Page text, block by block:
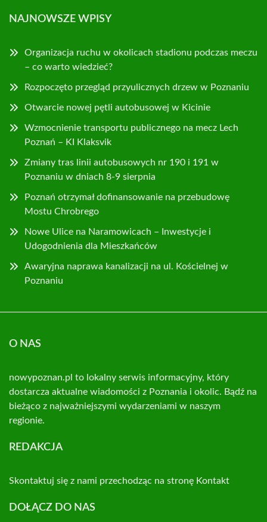
NAJNOWSZE WPISY
Organizacja ruchu w okolicach stadionu podczas meczu
– co warto wiedzieć?
Rozpoczęto przegląd przyulicznych drzew w Poznaniu
Otwarcie nowej pętli autobusowej w Kicinie
Wzmocnienie transportu publicznego na mecz Lech
Poznań – KI Klaksvik
Zmiany tras linii autobusowych nr 190 i 191 w
Poznaniu w dniach 8-9 sierpnia
Poznań otrzymał dofinansowanie na przebudowę
Mostu Chrobrego
Nowe Ulice na Naramowicach – Inwestycje i
Udogodnienia dla Mieszkańców
Awaryjna naprawa kanalizacji na ul. Kościelnej w
Poznaniu
O NAS
nowypoznan.pl to lokalny serwis informacyjny, który
dostarcza aktualne wiadomości z Poznania i okolic. Bądź na
bieżąco z najważniejszymi wydarzeniami w naszym
regionie.
REDAKCJA
Skontaktuj się z nami przechodząc na stronę Kontakt
DOŁĄCZ DO NAS